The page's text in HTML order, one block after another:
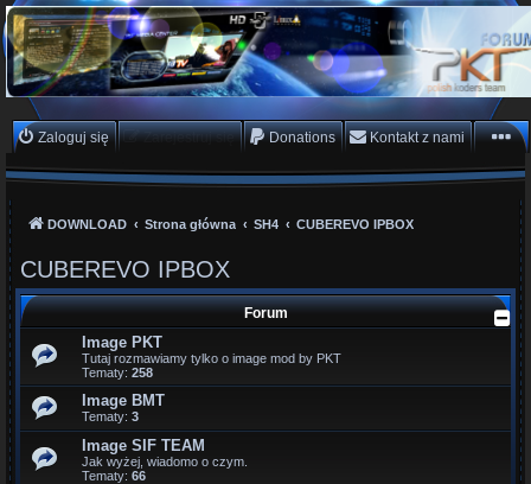
PKTeam - Polish Koders
Team
Hyperion, Enigma, E2, PKT, listy kanałów, oscam
Zaloguj się Zarejestruj się Donations Kontakt z nami
DOWNLOAD Strona główna SH4 CUBEREVO IPBOX
CUBEREVO IPBOX
Forum
Image PKT
Tutaj rozmawiamy tylko o image mod by PKT
Tematy: 258
Image BMT
Tematy: 3
Image SIF TEAM
Jak wyżej, wiadomo o czym.
Tematy: 66